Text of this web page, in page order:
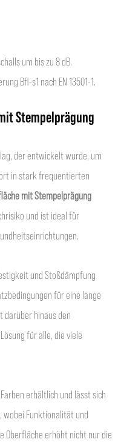
um bis zu 8 dB.
Bfl-s1 nach EN 13501-1.
Stempelprägung
der entwickelt wurde, um
in stark frequentierten
mit Stempelprägung
und ist ideal für
und Stoßdämpfung
für eine lange
darüber hinaus den
für alle, die viele
erhältlich und lässt sich
Funktionalität und
Oberfläche erhöht nicht nur die